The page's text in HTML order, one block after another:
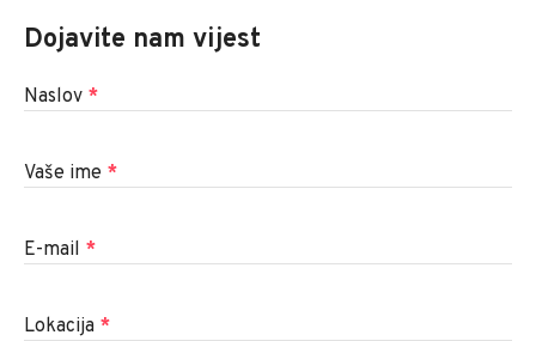
Dojavite nam vijest
Naslov *
Vaše ime *
E-mail *
Lokacija *